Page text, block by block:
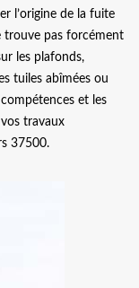
l’origine de la fuite
trouve pas forcément
les plafonds,
tuiles abîmées ou
et les
travaux
37500.